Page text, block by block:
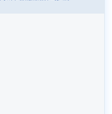
，实现公厕精细化管理
控制软硬件全套解决方案
方案
能源汽车出行无忧
案